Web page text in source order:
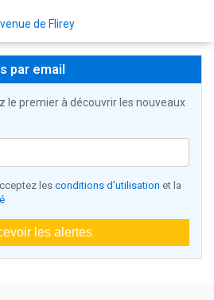
de Flirey
par email
le premier à découvrir les nouveaux
les conditions d'utilisation et la
les alertes